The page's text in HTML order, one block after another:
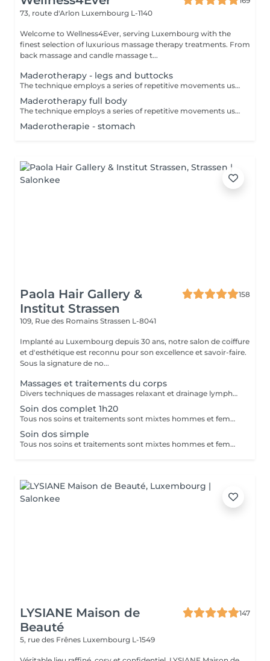
73, route d'Arlon Luxembourg L-1140
Welcome to Wellness4Ever, serving Luxembourg with the
finest selection of luxurious massage therapy treatments. From
back massage and candle massage t...
Maderotherapy - legs and buttocks
The technique employs a series of repetitive movements using more than a dozen different wooden tools, which manipulate targeted areas of muscles, fat and cellulite. It also stimulates the lymphatic drainage system to get rid of stored toxins. This jumpstarts the metabolism and burns fat.
Maderotherapy full body
The technique employs a series of repetitive movements using more than a dozen different wooden tools, which manipulate targeted areas of muscles, fat and cellulite. It also stimulates the lymphatic drainage system to get rid of stored toxins. This jumpstarts the metabolism and burns fat.
Maderotherapie - stomach
Paola Hair Gallery &
Institut Strassen
158
109, Rue des Romains Strassen L-8041
Implanté au Luxembourg depuis 30 ans, notre salon de coiffure
et d'esthétique est reconnu pour son excellence et savoir-faire.
Sous la signature de no...
Massages et traitements du corps
Divers techniques de massages relaxant et drainage lymphatique manuel
Soin dos complet 1h20
Tous nos soins et traitements sont mixtes hommes et femmes. Les traitements en cure sont valables six mois. Sur conseil de votre esthéticienne, des combinaisons de soins et de traitements sont possibles, afin d'obtenir un résultat optimal. Attention certain traitements nécessitent des explications préalables ainsi qu'une commande spécifique des coffrets et de soins personnalisés.
Soin dos simple
Tous nos soins et traitements sont mixtes hommes et femmes. Les traitements en cure sont valables six mois. Sur conseil de votre esthéticienne, des combinaisons de soins et de traitements sont possibles, afin d'obtenir un résultat optimal. Attention certain traitements nécessitent des explications préalables ainsi qu'une commande spécifique des coffrets et de soins personnalisés.
LYSIANE Maison de
Beauté
147
5, rue des Frênes Luxembourg L-1549